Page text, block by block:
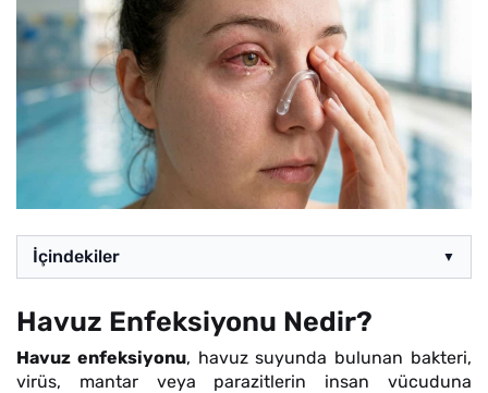
İçindekiler ▼
Havuz Enfeksiyonu Nedir?
Havuz enfeksiyonu, havuz suyunda bulunan bakteri,
virüs, mantar veya parazitlerin insan vücuduna